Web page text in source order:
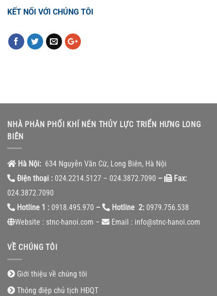
KẾT NỐI VỚI CHÚNG TÔI
NHÀ PHÂN PHỐI KHÍ NÉN THỦY LỰC TRIỂN HƯNG LONG
BIÊN
Hà Nội: 634 Nguyễn Văn Cừ, Long Biên, Hà Nội
Điện thoại : 024.2214.5127 – 024.3872.7090 –
Fax:
024.3872.7090
Hotline 1 : 0918.495.970 – Hotline 2: 0979.756.538
Website : stnc-hanoi.com –
Email : info@stnc-hanoi.com
VỀ CHÚNG TÔI
Giới thiệu về chúng tôi
Thông điệp chủ tịch HĐQT